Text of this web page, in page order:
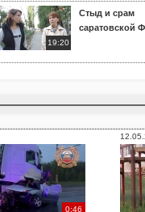
19:20
Стыд и срам
саратовской
0:46